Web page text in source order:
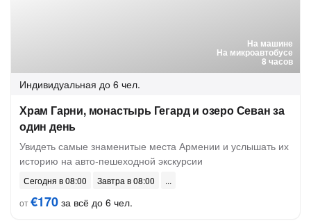
На машине
На микроавтобусе
8 часов
Индивидуальная до 6 чел.
Храм Гарни, монастырь Гегард и озеро Севан за
один день
Увидеть самые знаменитые места Армении и услышать их
историю на авто-пешеходной экскурсии
Сегодня в 08:00
Завтра в 08:00
от€170 за всё до 6 чел.